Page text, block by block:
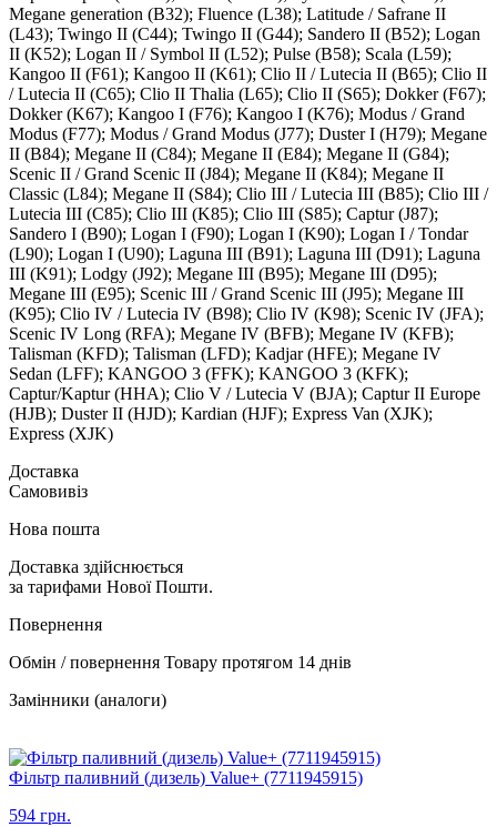
Megane generation (B32); Fluence (L38); Latitude / Safrane II
(L43); Twingo II (C44); Twingo II (G44); Sandero II (B52); Logan
II (K52); Logan II / Symbol II (L52); Pulse (B58); Scala (L59);
Kangoo II (F61); Kangoo II (K61); Clio II / Lutecia II (B65); Clio II
/ Lutecia II (C65); Clio II Thalia (L65); Clio II (S65); Dokker (F67);
Dokker (K67); Kangoo I (F76); Kangoo I (K76); Modus / Grand
Modus (F77); Modus / Grand Modus (J77); Duster I (H79); Megane
II (B84); Megane II (C84); Megane II (E84); Megane II (G84);
Scenic II / Grand Scenic II (J84); Megane II (K84); Megane II
Classic (L84); Megane II (S84); Clio III / Lutecia III (B85); Clio III /
Lutecia III (C85); Clio III (K85); Clio III (S85); Captur (J87);
Sandero I (B90); Logan I (F90); Logan I (K90); Logan I / Tondar
(L90); Logan I (U90); Laguna III (B91); Laguna III (D91); Laguna
III (K91); Lodgy (J92); Megane III (B95); Megane III (D95);
Megane III (E95); Scenic III / Grand Scenic III (J95); Megane III
(K95); Clio IV / Lutecia IV (B98); Clio IV (K98); Scenic IV (JFA);
Scenic IV Long (RFA); Megane IV (BFB); Megane IV (KFB);
Talisman (KFD); Talisman (LFD); Kadjar (HFE); Megane IV
Sedan (LFF); KANGOO 3 (FFK); KANGOO 3 (KFK);
Captur/Kaptur (HHA); Clio V / Lutecia V (BJA); Captur II Europe
(HJB); Duster II (HJD); Kardian (HJF); Express Van (XJK);
Express (XJK)
Доставка
Самовивіз
Нова пошта
Доставка здійснюється
за тарифами Нової Пошти.
Повернення
Обмін / повернення Товару протягом 14 днів
Замінники (аналоги)
Фільтр паливний (дизель) Value+ (7711945915)
594 грн.